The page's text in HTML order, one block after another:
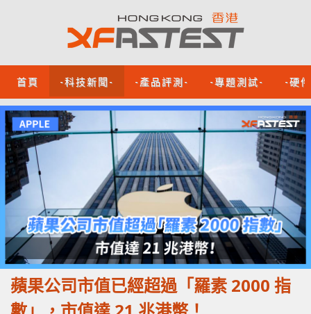
首頁 -科技新聞- -產品評測- -專題測試- -硬
蘋果公司市值已經超過「羅素 2000 指